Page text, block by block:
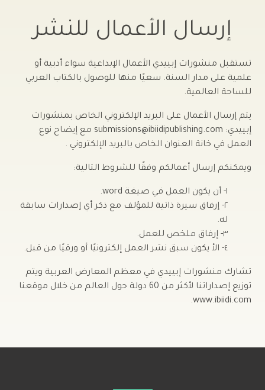
إرسال الأعمال للنشر
تستقبل منشورات إبييدي الأعمال الإبداعية سواء أدبية أو
علمية على مدار السنة. سعيًا منها للوصول بالكتاب العربي
للساحة العالمية.
يتم إرسال الأعمال على البريد الإلكتروني الخاص بمنشورات
إبييدي: submissions@ibiidipublishing.com مع إيضاح نوع
العمل في خانة العنوان الخاص بالبريد الإلكتروني .
ويمكنكم إرسال أعمالكم وفقًا للشروط التالية:
١- أن يكون العمل في صيغة word.
٢- إرفاق سيرة ذاتية للمؤلف مع ذكر أي إصدارات سابقة
له.
٣- إرفاق ملخص للعمل.
٤- الأ يكون سبق نشر العمل إلكترونيًا أو ورقيًا من قبل.
تشارك منشورات إبييدي في معظم المعارض العربية ويتم
توزيع إصداراتنا لأكثر من 60 دولة حول العالم من خلال موقعنا
www.ibiidi.com.